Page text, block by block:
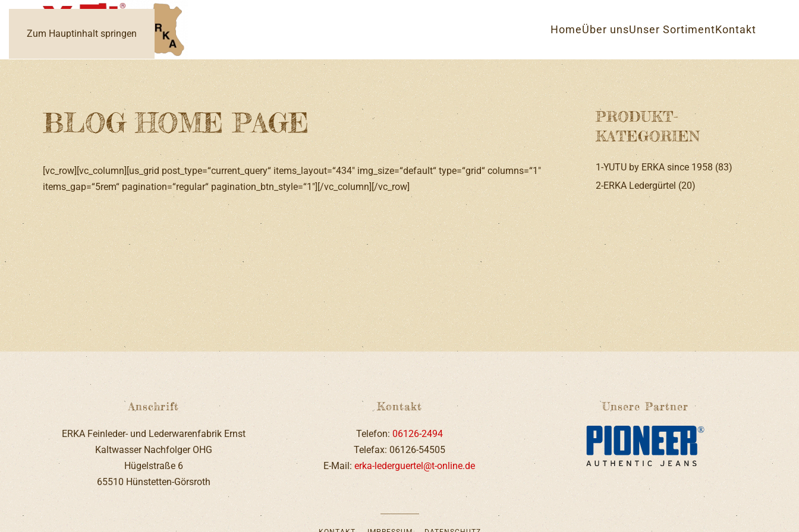
Zum Hauptinhalt springen HomeÜber unsUnser SortimentKontakt
BLOG HOME PAGE
[vc_row][vc_column][us_grid post_type=“current_query“ items_layout=“434″ img_size=“default“ type=“grid“ columns=“1″
items_gap=“5rem“ pagination=“regular“ pagination_btn_style=“1″][/vc_column][/vc_row]
PRODUKT-
KATEGORIEN
1-YUTU by ERKA since 1958 (83)
2-ERKA Ledergürtel (20)
Anschrift
ERKA Feinleder- und Lederwarenfabrik Ernst
Kaltwasser Nachfolger OHG
Hügelstraße 6
65510 Hünstetten-Görsroth
Kontakt
Telefon:06126-2494
Telefax: 06126-54505
E-Mail:erka-lederguertel@t-online.de
Unsere Partner